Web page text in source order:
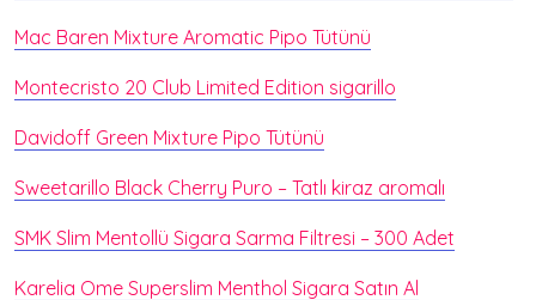
Mac Baren Mixture Aromatic Pipo Tütünü
Montecristo 20 Club Limited Edition sigarillo
Davidoff Green Mixture Pipo Tütünü
Sweetarillo Black Cherry Puro – Tatlı kiraz aromalı
SMK Slim Mentollü Sigara Sarma Filtresi – 300 Adet
Karelia Ome Superslim Menthol Sigara Satın Al